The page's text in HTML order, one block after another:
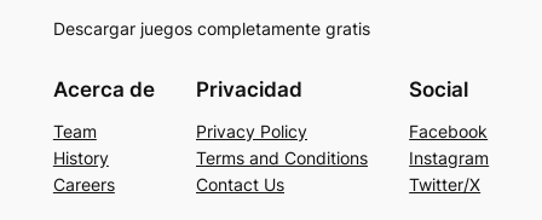
Descargar juegos completamente gratis
Acerca de
Team
History
Careers
Privacidad
Privacy Policy
Terms and Conditions
Contact Us
Social
Facebook
Instagram
Twitter/X